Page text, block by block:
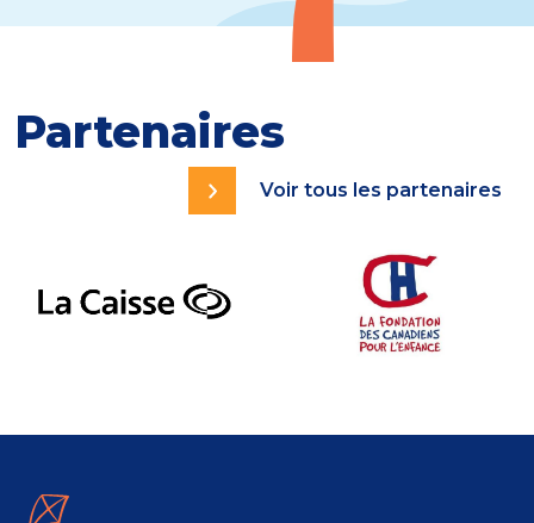
Partenaires
Voir tous les partenaires